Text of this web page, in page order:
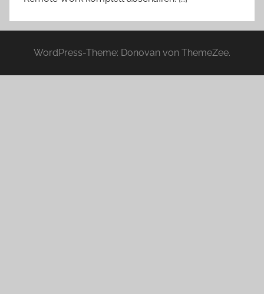
WordPress-Theme: Donovan von ThemeZee.